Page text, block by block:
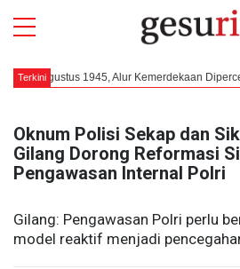
Terkini
1945, Alur Kemerdekaan Dipercepat: Bung
Oknum Polisi Sekap dan
Gilang Dorong Reformasi
Pengawasan Internal Polri
Gilang: Pengawasan Polri perlu
model reaktif menjadi